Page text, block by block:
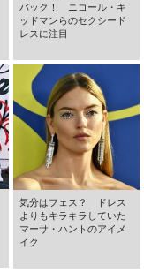
バック！ ニコール・キ
ッドマンらのセクシード
レスに注目
気分はフェス？ ドレス
よりもキラキラしていた
マーサ・ハントのアイメ
イク